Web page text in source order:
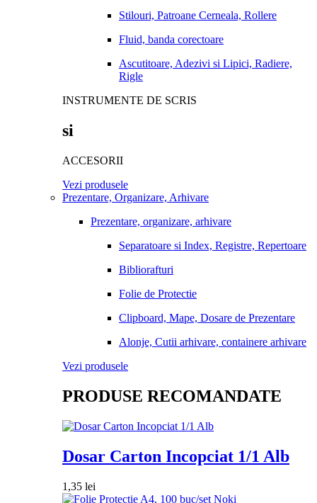
Stilouri, Patroane Cerneala, Rollere
Fluid, banda corectoare
Ascutitoare, Adezivi si Lipici, Radiere,
Rigle
INSTRUMENTE DE SCRIS
si
ACCESORII
Vezi produsele
Prezentare, Organizare, Arhivare
Prezentare, organizare, arhivare
Separatoare si Index, Registre, Repertoare
Bibliorafturi
Folie de Protectie
Clipboard, Mape, Dosare de Prezentare
Alonje, Cutii arhivare, containere arhivare
Vezi produsele
PRODUSE RECOMANDATE
Dosar Carton Incopciat 1/1 Alb
1,35 lei